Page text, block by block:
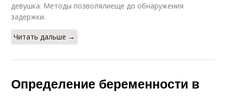
девушка. Методы позволялиеще до обнаружения
задержки.
Читать дальше →
Определение беременности в